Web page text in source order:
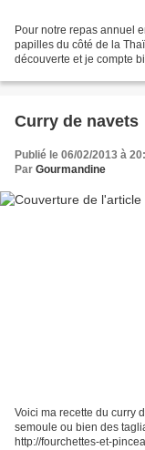
Pour notre repas annuel
papilles du côté de la
découverte et je compte
Curry de navets
Publié le 06/02/2013 à
Par Gourmandine
Voici ma recette du curry
semoule ou bien des
http://fourchettes-et-